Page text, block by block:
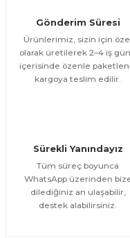
Bisikletli Kız 2 Parça Kanvas
1.200,00 TL
1.000,00 TL
ÜRÜNÜ
1.000,00 TL
Evinemoda
Gönderim Süresi
Ürünlerimiz, sizin için
olarak üretilerek 2–4 iş
içerisinde özenle
kargoya teslim edilir.
Sürekli Yanındayız
Tüm süreç boyunca
WhatsApp üzerinden
dilediğiniz an ulaşabilir,
destek alabilirsiniz.